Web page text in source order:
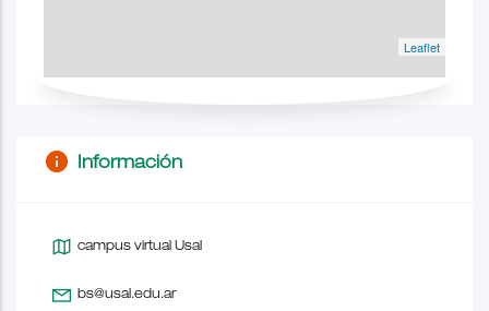
Leaflet
info Información
campus virtual Usal
bs@usal.edu.ar